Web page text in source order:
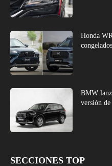
Honda
BMW
versión
SECCIONES TOP